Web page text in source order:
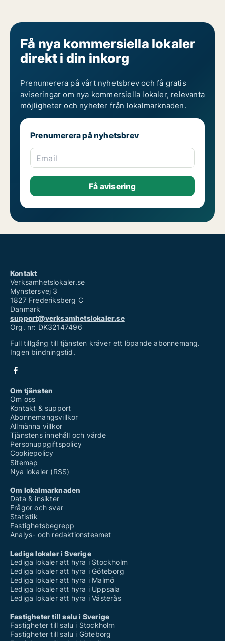
Få nya kommersiella lokaler
direkt i din inkorg
Prenumerera på vårt nyhetsbrev och få gratis
aviseringar om nya kommersiella lokaler, relevanta
möjligheter och nyheter från lokalmarknaden.
Prenumerera på nyhetsbrev
Email
Kontakt
Verksamhetslokaler.se
Mynstersvej 3
1827 Frederiksberg C
Danmark
support@verksamhetslokaler.se
Org. nr: DK32147496
Full tillgång till tjänsten kräver ett löpande abonnemang.
Ingen bindningstid.
Om tjänsten
Om oss
Kontakt & support
Abonnemangsvillkor
Allmänna villkor
Tjänstens innehåll och värde
Personuppgiftspolicy
Cookiepolicy
Sitemap
Nya lokaler (RSS)
Om lokalmarknaden
Data & insikter
Frågor och svar
Statistik
Fastighetsbegrepp
Analys- och redaktionsteamet
Lediga lokaler i Sverige
Lediga lokaler att hyra i Stockholm
Lediga lokaler att hyra i Göteborg
Lediga lokaler att hyra i Malmö
Lediga lokaler att hyra i Uppsala
Lediga lokaler att hyra i Västerås
Fastigheter till salu i Sverige
Fastigheter till salu i Stockholm
Fastigheter till salu i Göteborg